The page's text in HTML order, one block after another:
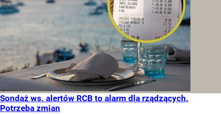
Sondaż ws. alertów RCB to alarm dla rządzących.
Potrzeba zmian